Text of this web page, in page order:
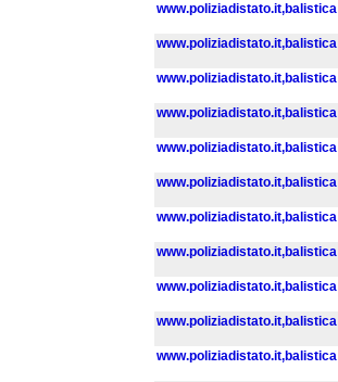
www.poliziadistato.it,balistica
www.poliziadistato.it,balistica
www.poliziadistato.it,balistica
www.poliziadistato.it,balistica
www.poliziadistato.it,balistica
www.poliziadistato.it,balistica
www.poliziadistato.it,balistica
www.poliziadistato.it,balistica
www.poliziadistato.it,balistica
www.poliziadistato.it,balistica
www.poliziadistato.it,balistica